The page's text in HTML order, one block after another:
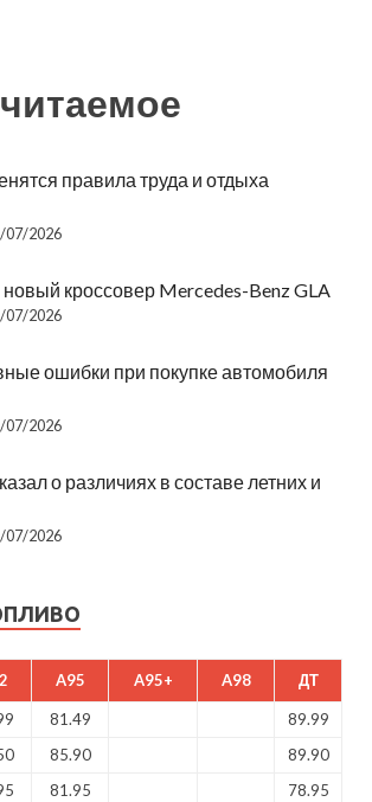
правила труда и отдыха
07/2026
кроссовер Mercedes-Benz GLA
07/2026
ошибки при покупке автомобиля
07/2026
о различиях в составе летних и
07/2026
A95 A95+ A98 ДТ
81.49
89.99
85.90
89.90
81.95 78.95